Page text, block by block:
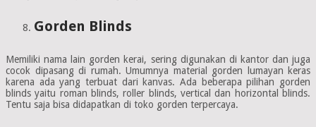
Gorden Blinds
Memiliki nama lain gorden kerai, sering digunakan di kantor dan juga
cocok dipasang di rumah. Umumnya material gorden lumayan keras
karena ada yang terbuat dari kanvas. Ada beberapa pilihan gorden
blinds yaitu roman blinds, roller blinds, vertical dan horizontal blinds.
Tentu saja bisa didapatkan di toko gorden terpercaya.